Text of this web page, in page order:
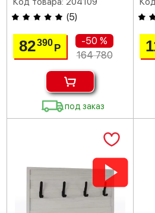
(5)
82390Р
-50 %
164 780
под заказ